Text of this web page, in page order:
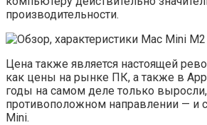
производительности.
Цена также является настоящей
как цены на рынке ПК, а также в
годы на самом деле только
противоположном направлении — и
Mini.